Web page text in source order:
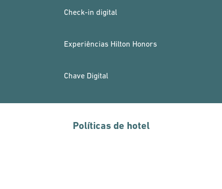
Check-in digital
Experiências Hilton Honors
Chave Digital
Políticas de hotel